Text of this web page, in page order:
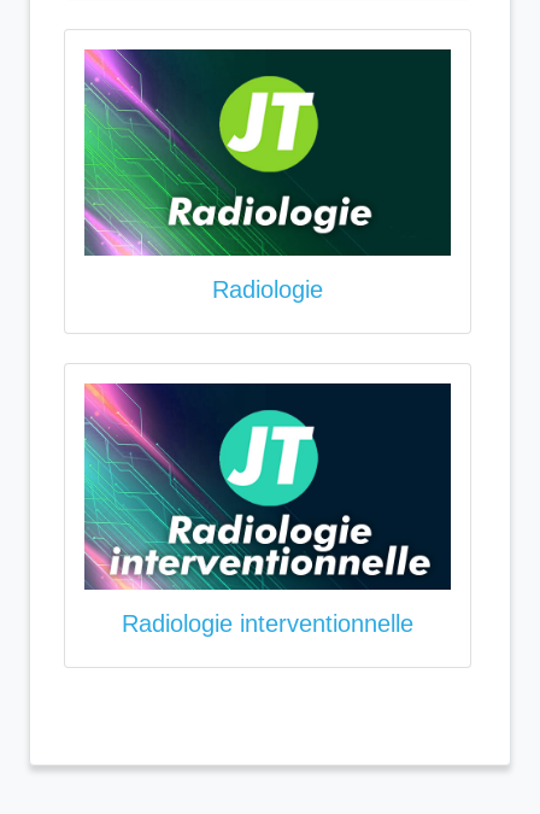
Radiologie
Radiologie interventionnelle